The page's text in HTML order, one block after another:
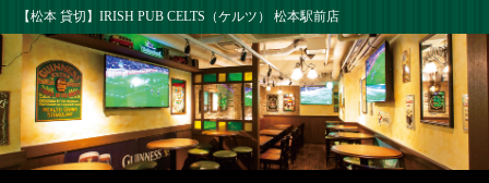
【松本 貸切】IRISH PUB CELTS（ケルツ） 松本駅前店